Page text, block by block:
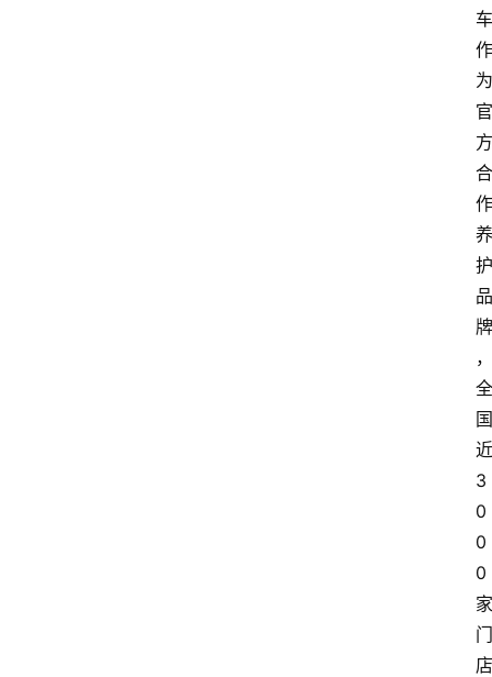
车
作
为
官
方
合
作
养
护
品
牌
，
全
国
近
3
0
0
0
家
门
店